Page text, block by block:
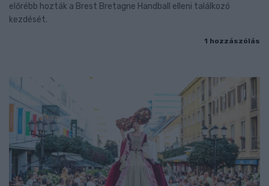
előrébb hozták a Brest Bretagne Handball elleni találkozó
kezdését.
1 hozzászólás